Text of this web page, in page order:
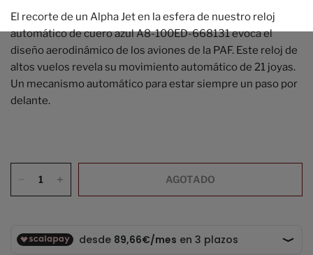
El recorte de un Alpha Jet en la esfera de nuestro reloj
automático de cuero azul A8-100ED-668131 evoca el
diseño aerodinámico de los aviones de la PAF. Este reloj de
altos vuelos revela su movimiento automático de 21 joyas.
Un mecanismo automático para estar siempre un paso por
delante.
AGOTADO